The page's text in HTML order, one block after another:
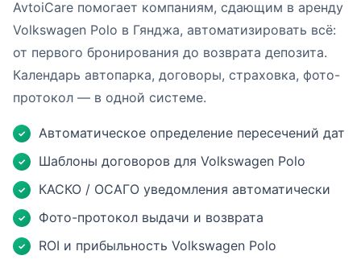
AvtoiCare помогает компаниям, сдающим в аренду
Volkswagen Polo в Гянджа, автоматизировать всё:
от первого бронирования до возврата депозита.
Календарь автопарка, договоры, страховка, фото-
протокол — в одной системе.
✓ Автоматическое определение пересечений дат
✓ Шаблоны договоров для Volkswagen Polo
✓ КАСКО / ОСАГО уведомления автоматически
✓ Фото-протокол выдачи и возврата
✓ ROI и прибыльность Volkswagen Polo